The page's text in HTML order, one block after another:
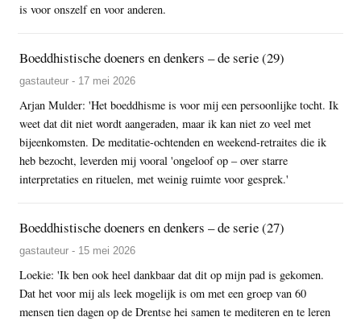
is voor onszelf en voor anderen.
Boeddhistische doeners en denkers – de serie (29)
gastauteur - 17 mei 2026
Arjan Mulder: 'Het boeddhisme is voor mij een persoonlijke tocht. Ik
weet dat dit niet wordt aangeraden, maar ik kan niet zo veel met
bijeenkomsten. De meditatie-ochtenden en weekend-retraites die ik
heb bezocht, leverden mij vooral 'ongeloof op – over starre
interpretaties en rituelen, met weinig ruimte voor gesprek.'
Boeddhistische doeners en denkers – de serie (27)
gastauteur - 15 mei 2026
Loekie: 'Ik ben ook heel dankbaar dat dit op mijn pad is gekomen.
Dat het voor mij als leek mogelijk is om met een groep van 60
mensen tien dagen op de Drentse hei samen te mediteren en te leren